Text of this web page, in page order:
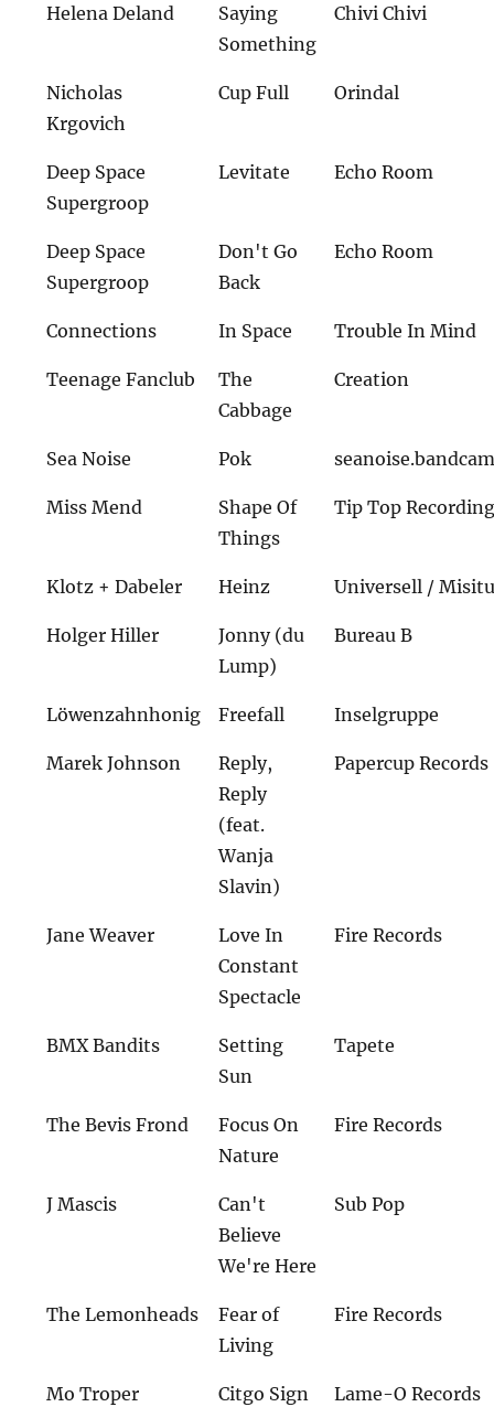
Helena Deland
Saying
Something
Chivi Chivi
Nicholas
Krgovich
Cup Full Orindal
Deep Space
Supergroop
Levitate Echo Room
Deep Space
Supergroop
Don't Go
Back
Echo Room
Connections In Space Trouble In Mind
Teenage Fanclub
The
Cabbage
Creation
Sea Noise Pok
Miss Mend
Shape Of
Things
Tip Top
Klotz + Dabeler Heinz Universell /
Holger Hiller
Jonny (du
Lump)
Bureau B
Löwenzahnhonig Freefall Inselgruppe
Marek Johnson
Reply,
Reply
(feat.
Wanja
Slavin)
Papercup Records
Jane Weaver
Love In
Constant
Spectacle
Fire Records
BMX Bandits
Setting
Sun
Tapete
The Bevis Frond
Focus On
Nature
Fire Records
J Mascis
Can't
Believe
We're Here
Sub Pop
The Lemonheads
Fear of
Living
Fire Records
Mo Troper Citgo Sign Lame-O Records